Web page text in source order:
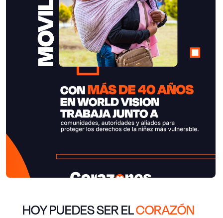
HOY PUEDES SER ELCORAZÓN